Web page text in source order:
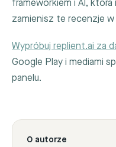
frameworkiem i AI,
zamienisz te recenzje
Wypróbuj replient.ai za
Google Play i mediami
panelu.
O autorze